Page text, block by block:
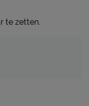
te zetten.